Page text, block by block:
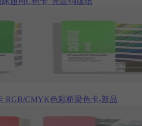
RGB/CMYK色彩桥梁色卡-新品